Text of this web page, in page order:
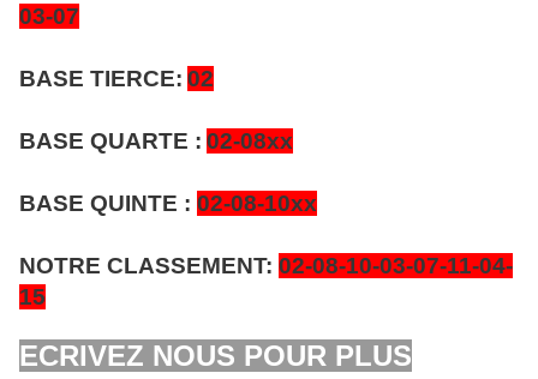
03-07
BASE TIERCE: 02
BASE QUARTE : 02-08xx
BASE QUINTE : 02-08-10xx
NOTRE CLASSEMENT: 02-08-10-03-07-11-04-
15
ECRIVEZ NOUS POUR PLUS